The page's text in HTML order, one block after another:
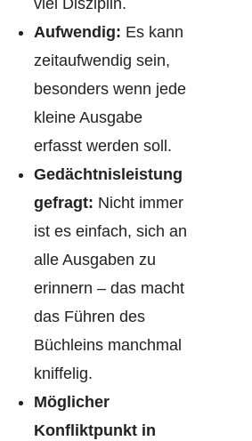
viel Disziplin.
Aufwendig: Es kann
zeitaufwendig sein,
besonders wenn jede
kleine Ausgabe
erfasst werden soll.
Gedächtnisleistung
gefragt: Nicht immer
ist es einfach, sich an
alle Ausgaben zu
erinnern – das macht
das Führen des
Büchleins manchmal
kniffelig.
Möglicher
Konfliktpunkt in